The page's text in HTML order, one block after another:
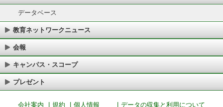
データベース
教育ネットワークニュース
会報
キャンパス・スコープ
プレゼント
会社案内 規約 個人情報 データの収集と利用について